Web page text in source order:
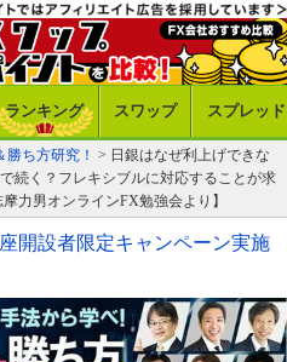
ランキング スワップ スプレッド
ち方研究！ > 日銀はなぜ利上げできな
続く？フレキシブルに対応することが求
力男オンラインFX勉強会より】
開設者限定キャンペーン実施